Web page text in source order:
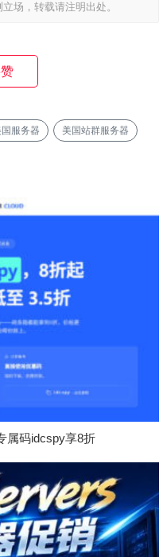
立场，转载请注明出处。
赞
服务器 美国站群服务器
属码idcspy享8折